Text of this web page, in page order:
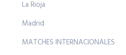
La Rioja
Madrid
MATCHES INTERNACIONALES